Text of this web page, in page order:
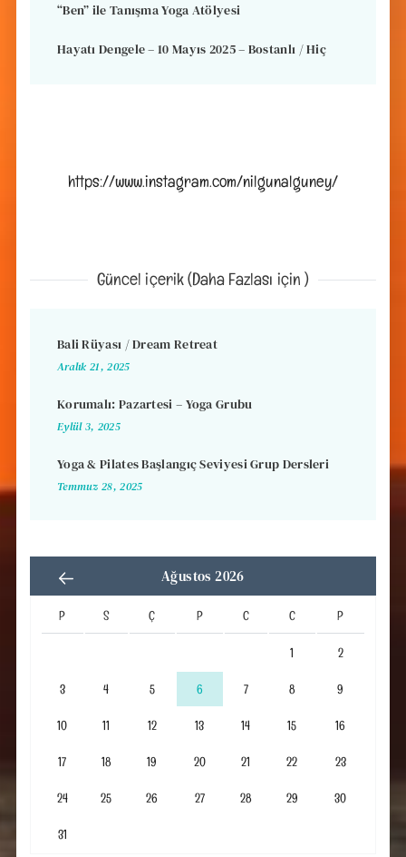
“Ben” ile Tanışma Yoga Atölyesi
Hayatı Dengele – 10 Mayıs 2025 – Bostanlı / Hiç
https://www.instagram.com/nilgunalguney/
Güncel içerik (Daha Fazlası için )
Bali Rüyası / Dream Retreat
Aralık 21, 2025
Korumalı: Pazartesi – Yoga Grubu
Eylül 3, 2025
Yoga & Pilates Başlangıç Seviyesi Grup Dersleri
Temmuz 28, 2025
Ağustos 2026
P S Ç P C C P
1 2
3 4 5 6 7 8 9
10 11 12 13 14 15 16
17 18 19 20 21 22 23
24 25 26 27 28 29 30
31